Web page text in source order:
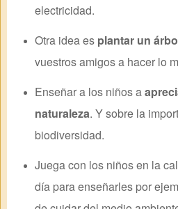
electricidad.
Otra idea es plantar un
vuestros amigos a hacer lo
Enseñar a los niños a
naturaleza. Y sobre la
biodiversidad.
Juega con los niños en la
día para enseñarles por